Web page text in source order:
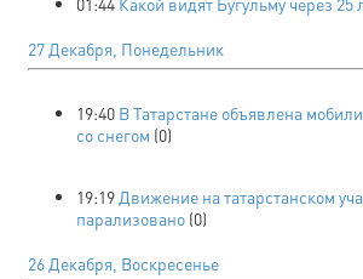
27 Декабря, Понедельник
19:40 В Татарстане объявлена
со снегом (0)
19:19 Движение на татарстанском
парализовано (0)
26 Декабря, Воскресенье